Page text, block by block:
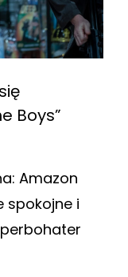
Boys”
Amazon
spokojne i